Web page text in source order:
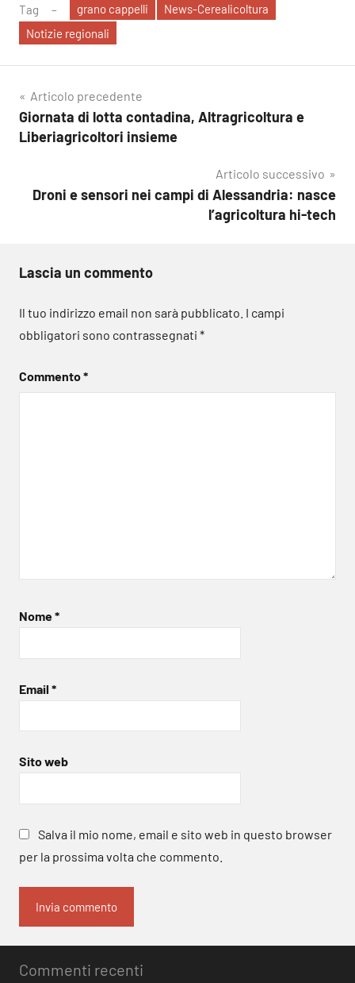
Tag grano cappelli
News-Cerealicoltura
Notizie regionali
Navigazione
articoli
Articolo precedente
Giornata di lotta contadina, Altragricoltura e
Liberiagricoltori insieme
Articolo successivo
Droni e sensori nei campi di Alessandria: nasce
l’agricoltura hi-tech
Lascia un commento
Il tuo indirizzo email non sarà pubblicato. I campi
obbligatori sono contrassegnati *
Commento*
Nome*
Email *
Sito web
Salva il mio nome, email e sito web in questo browser
per la prossima volta che commento.
Commenti recenti